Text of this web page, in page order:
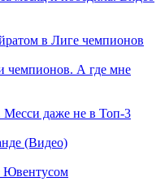
в Лиге чемпионов
чемпионов. А где мне
Месси даже не в Топ-3
(Видео)
Ювентусом